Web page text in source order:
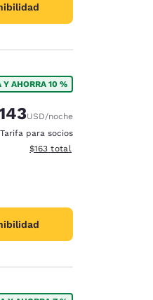
Y AHORRA 10 %
con descuento:
USD/noche
Tarifa para socios
Ver detalles del total
$163 total